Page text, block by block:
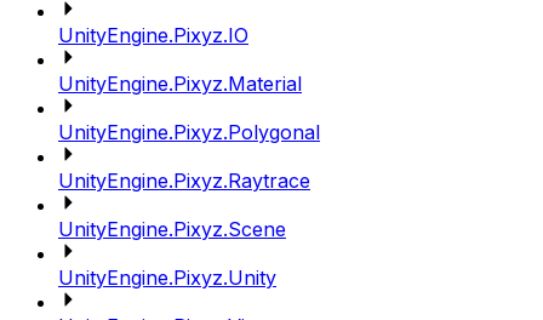
UnityEngine.Pixyz.IO
UnityEngine.Pixyz.Material
UnityEngine.Pixyz.Polygonal
UnityEngine.Pixyz.Raytrace
UnityEngine.Pixyz.Scene
UnityEngine.Pixyz.Unity